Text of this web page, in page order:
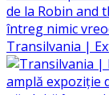
Transilvania |